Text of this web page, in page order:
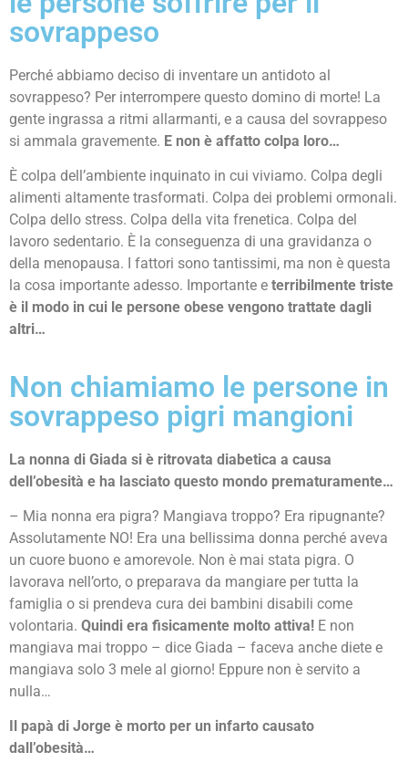
sovrappeso
Perché abbiamo deciso di inventare un antidoto al
sovrappeso? Per interrompere questo domino di morte! La
gente ingrassa a ritmi allarmanti, e a causa del sovrappeso
si ammala gravemente. E non è affatto colpa loro…
È colpa dell’ambiente inquinato in cui viviamo. Colpa degli
alimenti altamente trasformati. Colpa dei problemi ormonali.
Colpa dello stress. Colpa della vita frenetica. Colpa del
lavoro sedentario. È la conseguenza di una gravidanza o
della menopausa. I fattori sono tantissimi, ma non è questa
la cosa importante adesso. Importante e terribilmente triste
è il modo in cui le persone obese vengono trattate dagli
altri…
Non chiamiamo le persone in
sovrappeso pigri mangioni
La nonna di Giada si è ritrovata diabetica a causa
dell’obesità e ha lasciato questo mondo prematuramente…
– Mia nonna era pigra? Mangiava troppo? Era ripugnante?
Assolutamente NO! Era una bellissima donna perché aveva
un cuore buono e amorevole. Non è mai stata pigra. O
lavorava nell’orto, o preparava da mangiare per tutta la
famiglia o si prendeva cura dei bambini disabili come
volontaria. Quindi era fisicamente molto attiva! E non
mangiava mai troppo – dice Giada – faceva anche diete e
mangiava solo 3 mele al giorno! Eppure non è servito a
nulla…
Il papà di Jorge è morto per un infarto causato
dall’obesità…